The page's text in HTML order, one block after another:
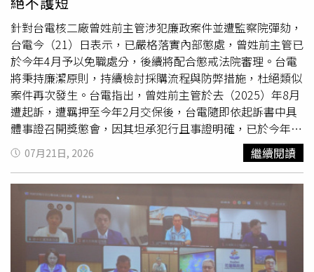
趣的事」、「覺得先不要辭，或者說要辭也等薪水累積到可
以讓你有3到5年的餘裕可以不工作再辭」、「同事從好缺跳
過來，年輕有拼勁，現在悔不當初」、「我從40歲考兩年都
是分發屎缺，爽缺不是你考試會有的，妳要珍惜眼前」、
「壓力0非常好，你可以在人生遇到任何狀況的時候輕鬆的
維持住現金流跟一定的規律作息，不要隨便放棄爽缺」。不
過，也有人支持原PO追夢，「同樣好缺+1想走。有些還在
屎缺的人辛苦了，或許我們這樣說有點在炫耀，但有時候大
環境爛，單位的不錯的矛盾點讓人每天想法猶疑不決心還是
很累」、「我也是調到涼缺（但還是有缺點）後想離職，可
能就是因為在涼缺，所以更有時間思考自己的人生」、「涼
缺真的很浪費時間，不如
「涼缺更好準備，但確定考上並分到好缺再走，另外涼缺不
也可以追夢，等夢想可以轉換成更好收入再辭職」、「先考
上再離職比較保險」、「我覺得你公職外的夢想來得重要許
多，不要猶豫離職吧」。
針對台電核二廠曾姓前主管涉犯廉政案件並遭監察院彈劾，
台電今（21）日表示，已嚴格落實內部懲處，曾姓前主管已
於今年4月予以免職處分，後續將配合懲戒法院審理。台電
將秉持廉潔原則，持續檢討採購流程與防弊措施，杜絕類似
案件再次發生。台電指出，曾姓前主管於去（2025）年8月
遭起訴，遭羈押至今年2月交保後，台電隨即依起訴書中具
體事證召開獎懲會，因其坦承犯行且事證明確，已於今年4
月予以免職處分。台電表示，對於內部廉政案件，將持續檢
討 精進採購業務制度、採購流程控管及防弊措施，針對可疑
案件主動調查追蹤，必要時移送檢調偵辦。針對重大採購案
件，台電亦與檢廉警機關成立廉政平臺，透過開放透明方式
引進外部監督，協助重大採購案件順利完成。未來將持續強
化內部廉潔宣導，提升同仁廉政意識，竭力遏止貪瀆發生。
07月21日, 2026 繼續閱讀